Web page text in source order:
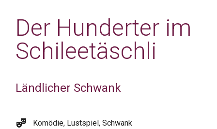
Der Hunderter im
Schileetäschli
Ländlicher Schwank
theater_comedy Komödie, Lustspiel, Schwank